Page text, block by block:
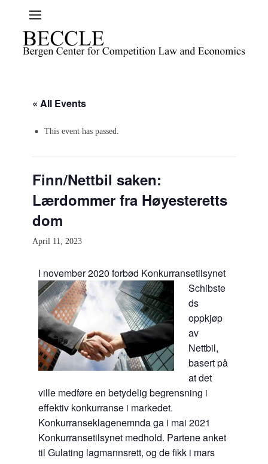
« All Events
This event has passed.
Finn/Nettbil saken:
Lærdommer fra Høyesteretts
dom
April 11, 2023
I november2020 forbød Konkurransetilsynet
Schibste
ds
oppkjøp
av
Nettbil,
basert på
at det
ville medføre en betydelig begrensning i
effektiv konkurranse i markedet.
Konkurranseklagenemnda ga i mai 2021
Konkurransetilsynet medhold. Partene anket
til Gulating lagmannsrett, og de fikk i mars